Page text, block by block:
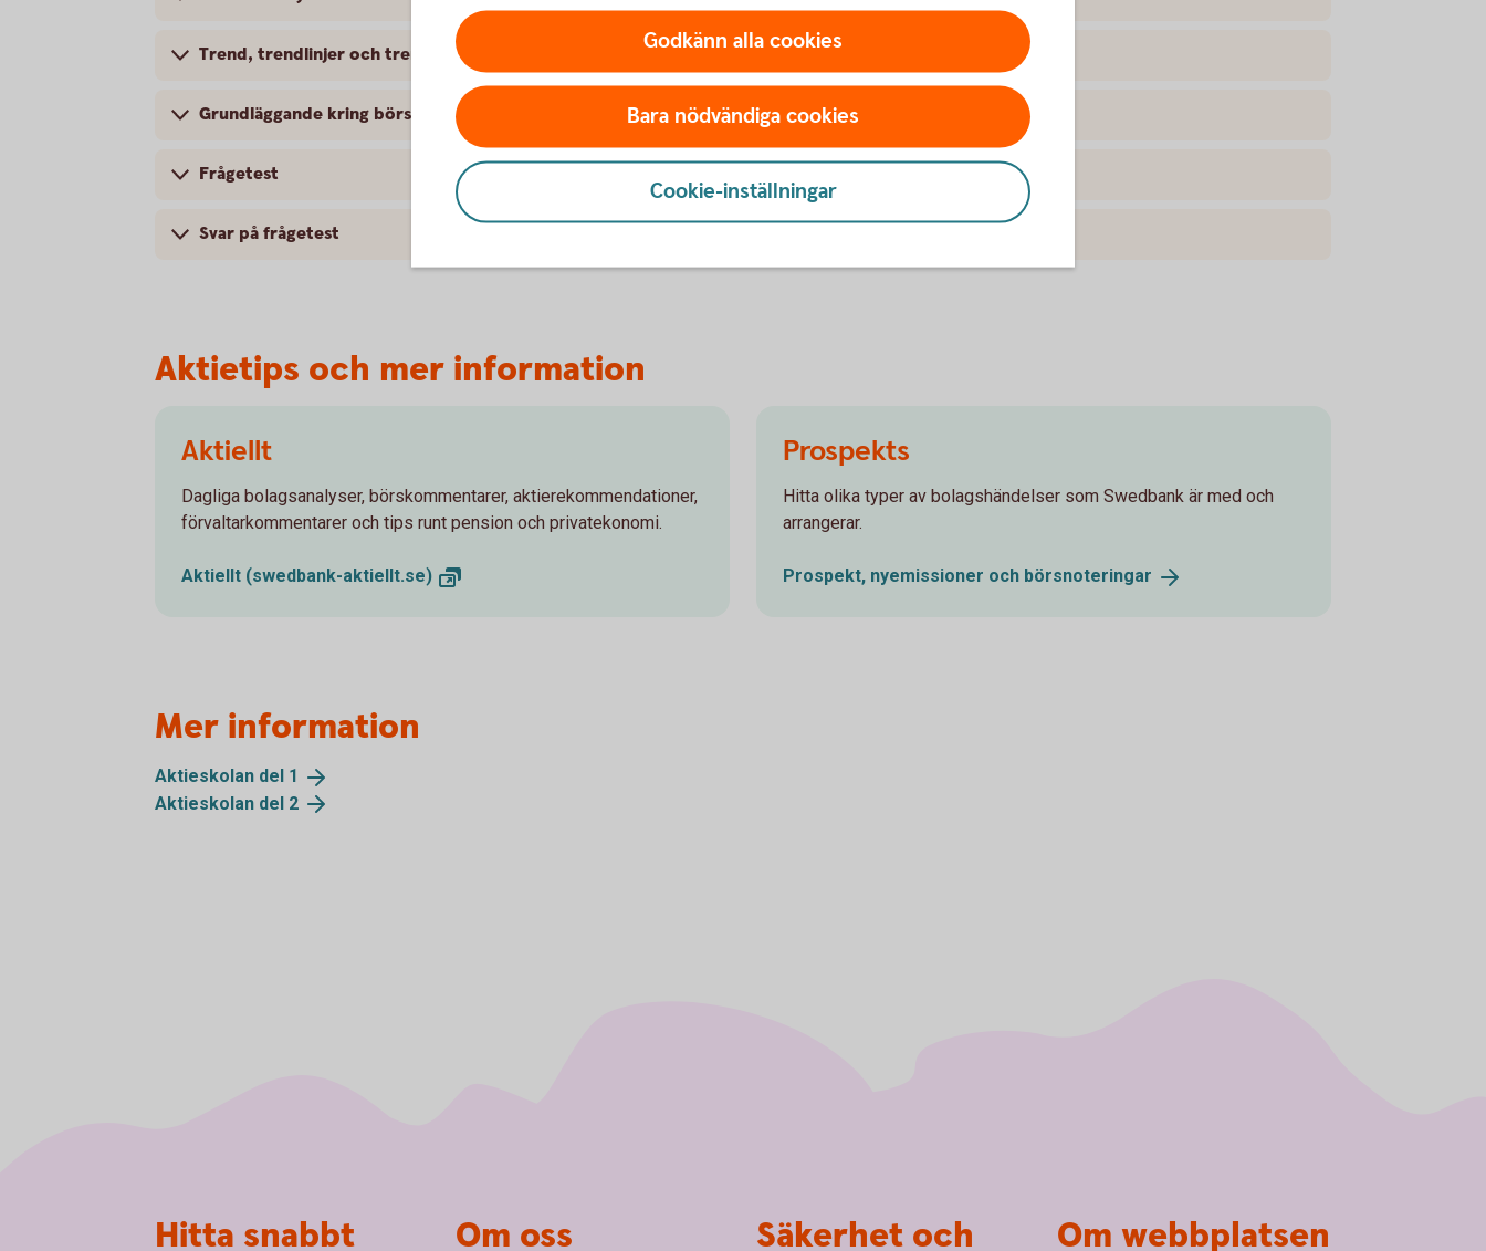
Trend, trendlinjer och trendkanaler
Grundläggande kring börsintroduktioner
Frågetest
Svar på frågetest
Aktietips och mer information
Aktiellt
Dagliga bolagsanalyser, börskommentarer, aktierekommendationer,
förvaltarkommentarer och tips runt pension och privatekonomi.
Aktiellt (swedbank-aktiellt.se)
Prospekts
Hitta olika typer av bolagshändelser som Swedbank är med och
arrangerar.
Prospekt, nyemissioner och börsnoteringar
Mer information
Aktieskolan del 1
Aktieskolan del 2
Godkänn alla cookies
Bara nödvändiga cookies
Cookie-inställningar
Hitta snabbt Om oss Säkerhet och Om webbplatsen